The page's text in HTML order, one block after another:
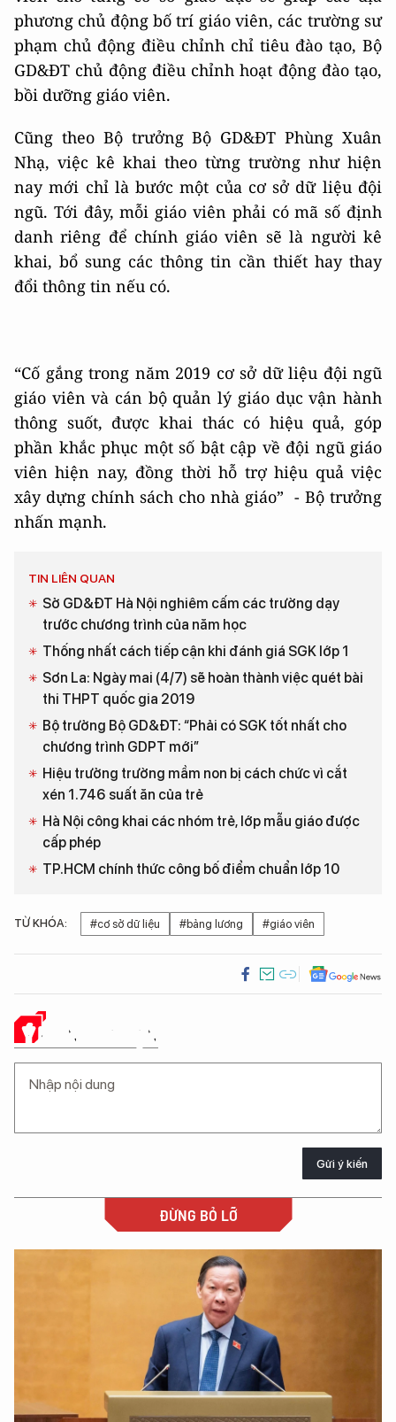
phương chủ động bố trí giáo viên, các trường sư
phạm chủ động điều chỉnh chỉ tiêu đào tạo, Bộ
GD&ĐT chủ động điều chỉnh hoạt động đào tạo,
bồi dưỡng giáo viên.
Cũng theo Bộ trưởng Bộ GD&ĐT Phùng Xuân
Nhạ, việc kê khai theo từng trường như hiện
nay mới chỉ là bước một của cơ sở dữ liệu đội
ngũ. Tới đây, mỗi giáo viên phải có mã số định
danh riêng để chính giáo viên sẽ là người kê
khai, bổ sung các thông tin cần thiết hay thay
đổi thông tin nếu có.
“Cố gắng trong năm 2019 cơ sở dữ liệu đội ngũ
giáo viên và cán bộ quản lý giáo dục vận hành
thông suốt, được khai thác có hiệu quả, góp
phần khắc phục một số bật cập về đội ngũ giáo
viên hiện nay, đồng thời hỗ trợ hiệu quả việc
xây dựng chính sách cho nhà giáo” - Bộ trưởng
nhấn mạnh.
TIN LIÊN QUAN
Sở GD&ĐT Hà Nội nghiêm cấm các trường dạy
trước chương trình của năm học
Thống nhất cách tiếp cận khi đánh giá SGK lớp 1
Sơn La: Ngày mai (4/7) sẽ hoàn thành việc quét bài
thi THPT quốc gia 2019
Bộ trưởng Bộ GD&ĐT: “Phải có SGK tốt nhất cho
chương trình GDPT mới”
Hiệu trưởng trường mầm non bị cách chức vì cắt
xén 1.746 suất ăn của trẻ
Hà Nội công khai các nhóm trẻ, lớp mẫu giáo được
cấp phép
TP.HCM chính thức công bố điểm chuẩn lớp 10
TỪ KHÓA: #cơ sở dữ liệu #bảng lương #giáo viên
Ý KIẾN CỦA BẠN
Gửi ý kiến
ĐỪNG BỎ LỠ